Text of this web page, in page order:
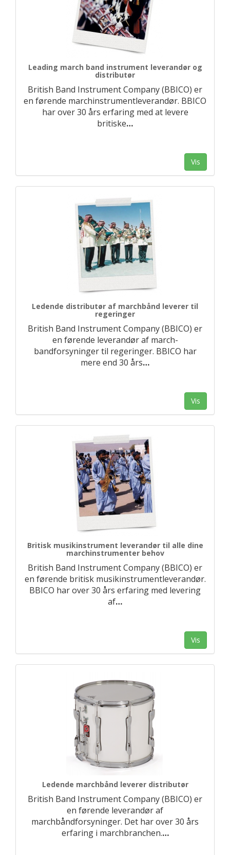
Leading march band instrument leverandør og
distributør
British Band Instrument Company (BBICO) er
en førende marchinstrumentleverandør. BBICO
har over 30 års erfaring med at levere
britiske…
Vis
Ledende distributør af marchbånd leverer til
regeringer
British Band Instrument Company (BBICO) er
en førende leverandør af march-
bandforsyninger til regeringer. BBICO har
mere end 30 års…
Vis
Britisk musikinstrument leverandør til alle dine
marchinstrumenter behov
British Band Instrument Company (BBICO) er
en førende britisk musikinstrumentleverandør.
BBICO har over 30 års erfaring med levering
af…
Vis
Ledende marchbånd leverer distributør
British Band Instrument Company (BBICO) er
en førende leverandør af
marchbåndforsyninger. Det har over 30 års
erfaring i marchbranchen.…